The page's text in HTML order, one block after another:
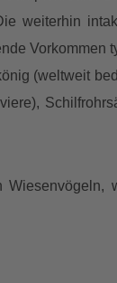
weiterhin
Vorkommen
(weltweit